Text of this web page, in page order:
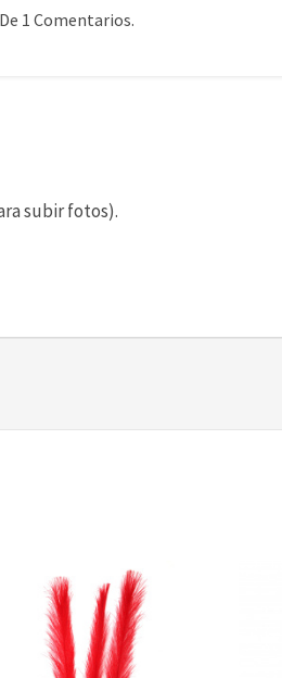
De 1 Comentarios.
subir fotos).